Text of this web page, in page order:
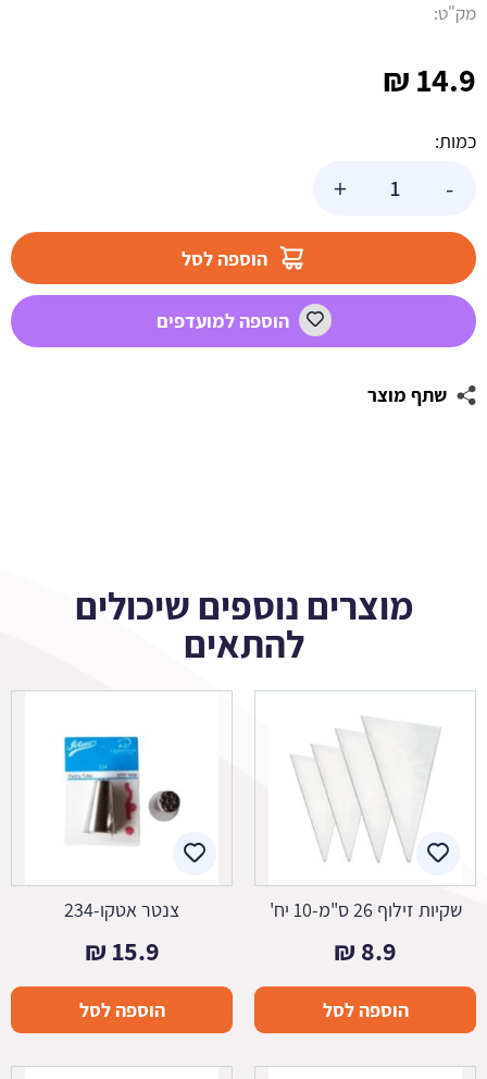
14.9
₪
כמות:
-
גדול
+
הוספה לסל
הוספה למועדפים
שתף מוצר
מק"ט:
מוצרים נוספים שיכולים
להתאים
שקיות זילוף 26 ס"מ-10 יח'
8.9
₪
הוספה לסל
צנטר אטקו-234
15.9
₪
הוספה לסל